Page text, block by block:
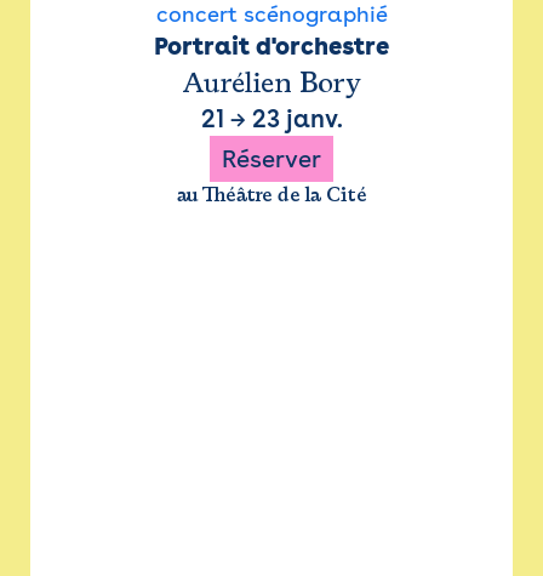
concert scénographié
Portrait d'orchestre
Aurélien Bory
21 → 23 janv.
Réserver
au Théâtre de la Cité